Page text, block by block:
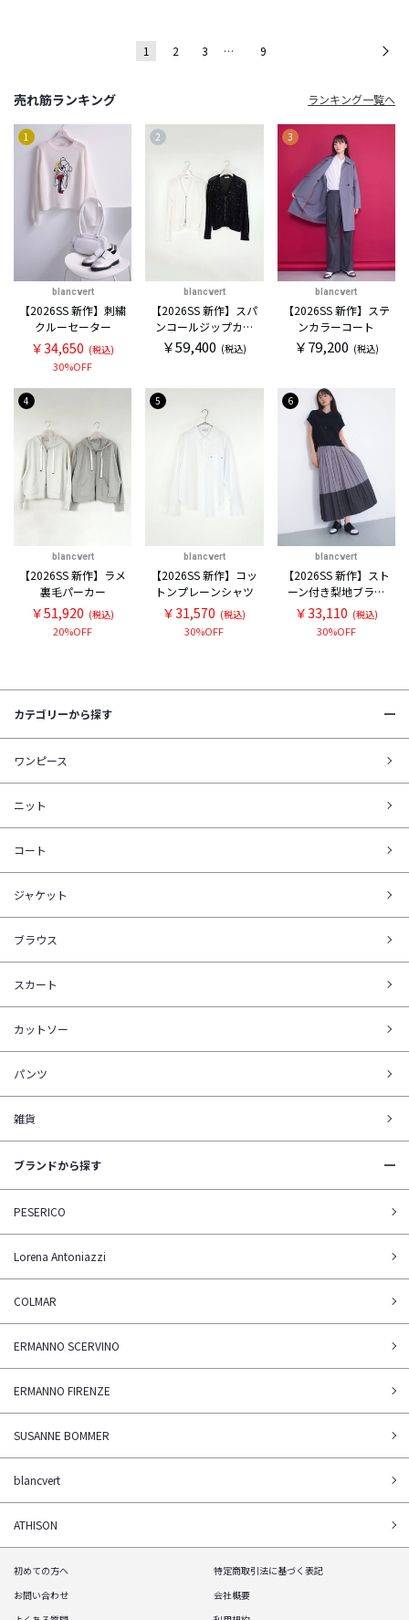
1 2 3 … 9
売れ筋ランキング ランキング一覧へ
1
blancvert
【2026SS 新作】刺繍
クルーセーター
￥34,650 (税込)
30%OFF
2
blancvert
【2026SS 新作】スパ
ンコールジップカー
ディ
￥59,400 (税込)
3
blancvert
【2026SS 新作】ステ
ンカラーコート
￥79,200 (税込)
4
blancvert
【2026SS 新作】ラメ
裏毛パーカー
￥51,920 (税込)
20%OFF
5
blancvert
【2026SS 新作】コッ
トンプレーンシャツ
￥31,570 (税込)
30%OFF
6
blancvert
【2026SS 新作】スト
ーン付き梨地ブラウ
ス
￥33,110 (税込)
30%OFF
カテゴリーから探す
ワンピース
ニット
コート
ジャケット
ブラウス
スカート
カットソー
パンツ
雑貨
ブランドから探す
PESERICO
Lorena Antoniazzi
COLMAR
ERMANNO SCERVINO
ERMANNO FIRENZE
SUSANNE BOMMER
blancvert
ATHISON
初めての方へ
特定商取引法に基づく表記
お問い合わせ
会社概要